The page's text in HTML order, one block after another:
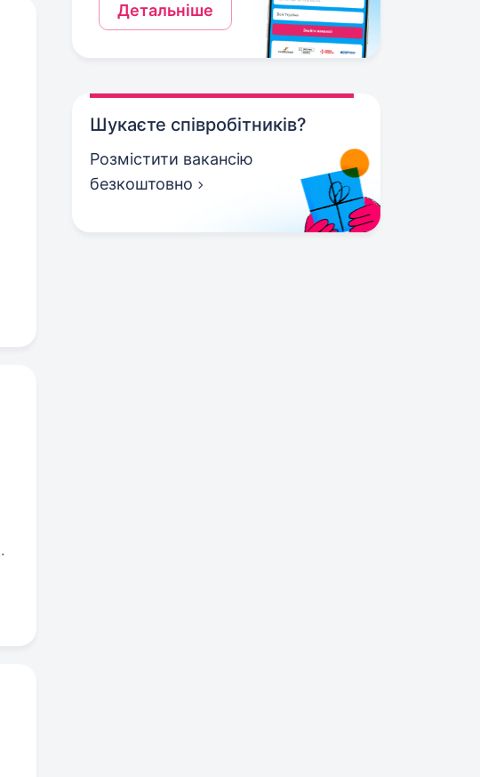
Детальніше
Шукаєте співробітників?
Розмістити вакансію
безкоштовно